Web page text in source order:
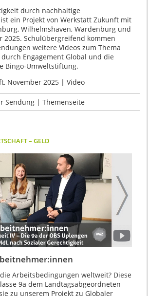
durch nachhaltige
ein Projekt von Werkstatt Zukunft mit
Wilhelmshaven, Wardenburg und
2025. Schulübergreifend kommen
weitere Videos zum Thema
Engagement Global und die
Bingo-Umweltstiftung.
November 2025 | Video
Sendung | Themenseite
– GELD
Arbeitsbedingungen weltweit? Diese
9a dem Landtagsabgeordneten
zu unserem Projekt zu Globaler